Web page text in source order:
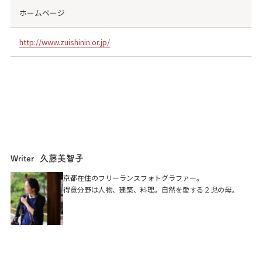
ホームページ
http://www.zuishinin.or.jp/
京都市山科区小野御霊町３５
Writer 久藤美智子
京都在住のフリーランスフォトグラファー。
得意分野は人物、建築、料理。自然を愛する２児の母。